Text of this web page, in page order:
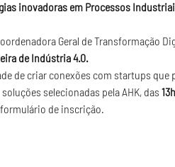
inovadoras em Processos
Geral de Transformação
de Indústria 4.0.
de criar conexões com startups que
selecionadas pela AHK, das
de inscrição.